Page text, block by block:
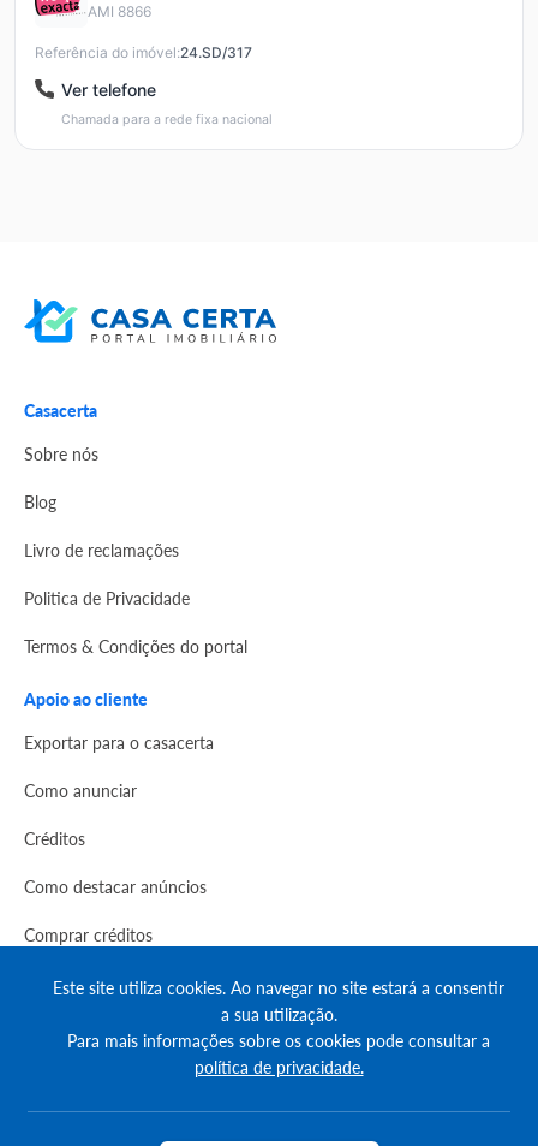
AMI 8866
Referência do imóvel:24.SD/317
Ver telefone
Chamada para a rede fixa nacional
Casacerta
Sobre nós
Blog
Livro de reclamações
Politica de Privacidade
Termos & Condições do portal
Apoio ao cliente
Exportar para o casacerta
Como anunciar
Créditos
Como destacar anúncios
Comprar créditos
FAQs
Informação
Este site utiliza cookies. Ao navegar no site estará a consentir
a sua utilização.
Para mais informações sobre os cookies pode consultar a
política de privacidade.